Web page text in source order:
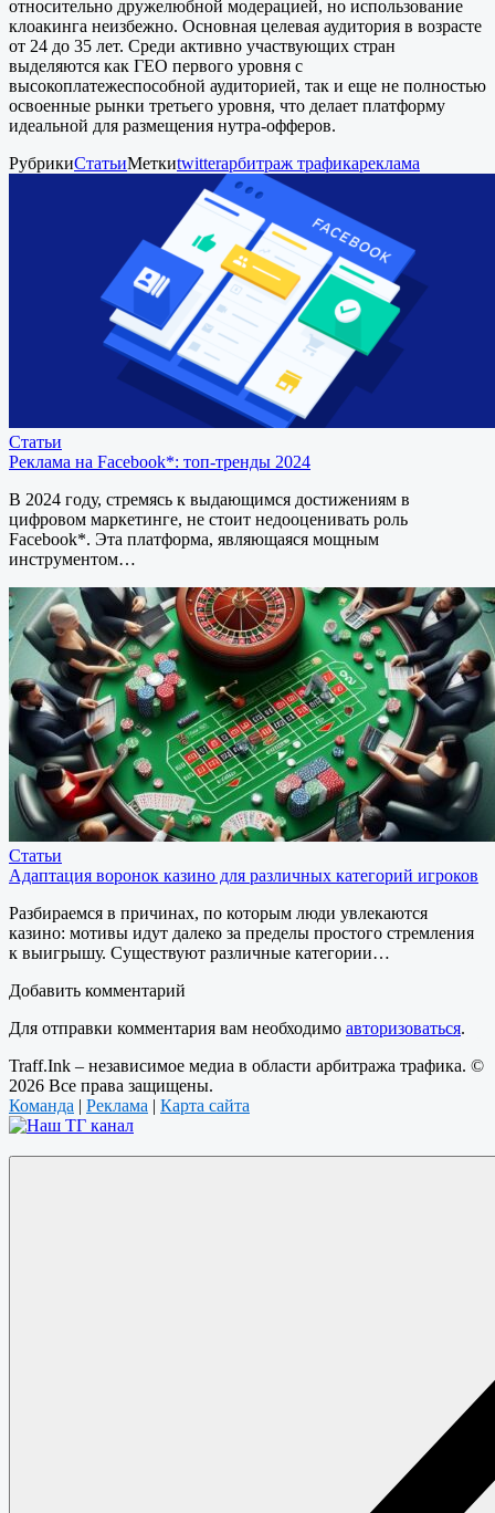
относительно дружелюбной модерацией, но использование
клоакинга неизбежно. Основная целевая аудитория в возрасте
от 24 до 35 лет. Среди активно участвующих стран
выделяются как ГЕО первого уровня с
высокоплатежеспособной аудиторией, так и еще не полностью
освоенные рынки третьего уровня, что делает платформу
идеальной для размещения нутра-офферов.
РубрикиСтатьиМеткиtwitterарбитраж трафикареклама
Статьи
Реклама на Facebook*: топ-тренды 2024
В 2024 году, стремясь к выдающимся достижениям в
цифровом маркетинге, не стоит недооценивать роль
Facebook*. Эта платформа, являющаяся мощным
инструментом…
Статьи
Адаптация воронок казино для различных категорий игроков
Разбираемся в причинах, по которым люди увлекаются
казино: мотивы идут далеко за пределы простого стремления
к выигрышу. Существуют различные категории…
Добавить комментарий
Для отправки комментария вам необходимо авторизоваться.
Traff.Ink – независимое медиа в области арбитража трафика. ©
2026 Все права защищены.
Команда | Реклама | Карта сайта